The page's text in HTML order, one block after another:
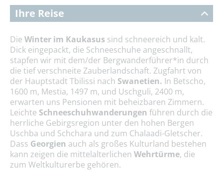
Ihre Reise
Die Winter im Kaukasus sind schneereich und kalt.
Dick eingepackt, die Schneeschuhe angeschnallt,
stapfen wir mit dem/der Bergwanderführer*in durch
die tief verschneite Zauberlandschaft. Zugfahrt von
der Hauptstadt Tbilissi nach Swanetien. In Betscho,
1600 m, Mestia, 1497 m, und Uschguli, 2400 m,
erwarten uns Pensionen mit beheizbaren Zimmern.
Leichte Schneeschuhwanderungen führen durch die
herrliche Gebirgsregion unter den hohen Bergen
Uschba und Schchara und zum Chalaadi-Gletscher.
Dass Georgien auch als großes Kulturland bestehen
kann zeigen die mittelalterlichen Wehrtürme, die
zum Weltkulturerbe gehören.